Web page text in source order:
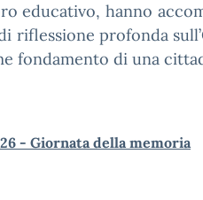
educativo, hanno
riflessione profonda
fondamento di una
- Giornata della memoria